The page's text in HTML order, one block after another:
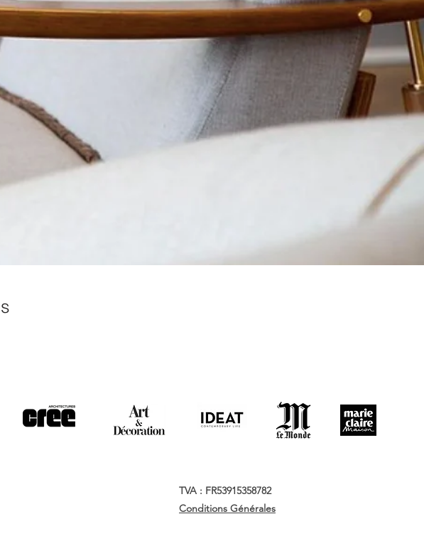
TVA : FR53915358782
Conditions Générales